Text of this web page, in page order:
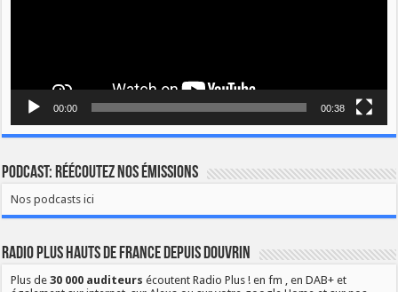
00:00 00:38
Podcast: Réécoutez nos émissions
Nos podcasts ici
Radio Plus Hauts de France depuis Douvrin
Plus de30 000 auditeurs écoutent Radio Plus ! en fm , en DAB+ et